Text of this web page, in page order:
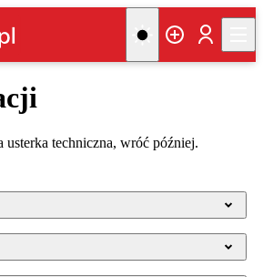
usterka techniczna, wróć później.